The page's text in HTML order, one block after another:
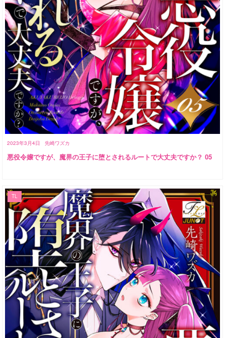
2023年3月4日 先崎ワズカ
悪役令嬢ですが、魔界の王子に堕とされるルートで大丈夫ですか？ 05
TL